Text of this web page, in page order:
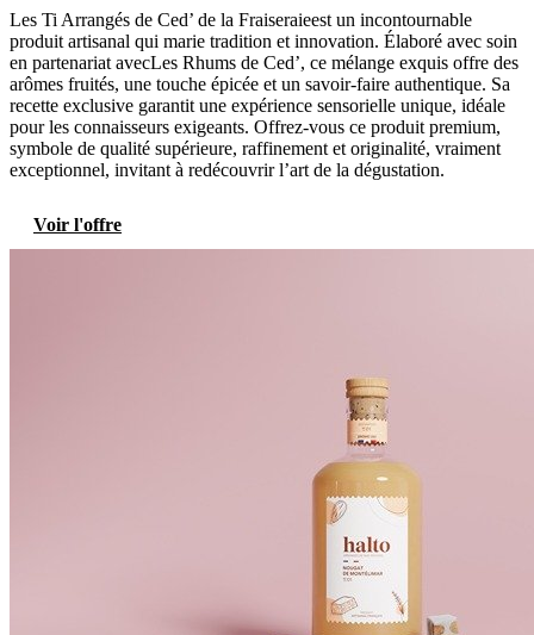
Les Ti Arrangés de Ced’ de la Fraiseraieest un incontournable
produit artisanal qui marie tradition et innovation. Élaboré avec soin
en partenariat avecLes Rhums de Ced’, ce mélange exquis offre des
arômes fruités, une touche épicée et un savoir-faire authentique. Sa
recette exclusive garantit une expérience sensorielle unique, idéale
pour les connaisseurs exigeants. Offrez-vous ce produit premium,
symbole de qualité supérieure, raffinement et originalité, vraiment
exceptionnel, invitant à redécouvrir l’art de la dégustation.
Voir l'offre